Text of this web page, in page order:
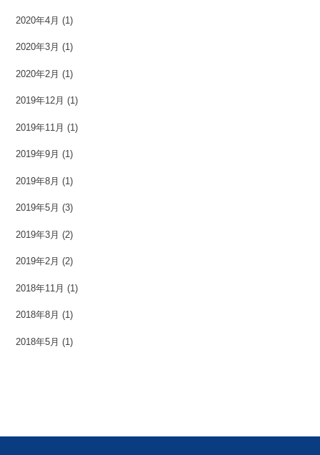
2020年4月 (1)
2020年3月 (1)
2020年2月 (1)
2019年12月 (1)
2019年11月 (1)
2019年9月 (1)
2019年8月 (1)
2019年5月 (3)
2019年3月 (2)
2019年2月 (2)
2018年11月 (1)
2018年8月 (1)
2018年5月 (1)